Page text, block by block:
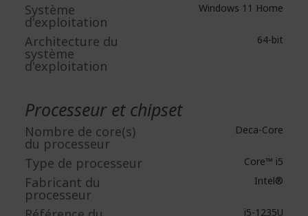
Système
d'exploitation
Windows 11 Home
Architecture du
système
d'exploitation
64-bit
Processeur et chipset
Nombre de core(s)
du processeur
Deca-Core
Type de processeur Core™ i5
Fabricant du
processeur
Intel®
i5-1235U